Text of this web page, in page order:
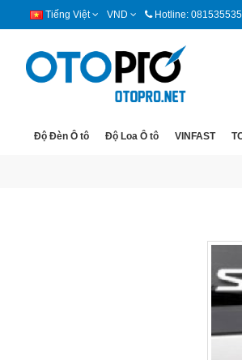
Tiếng Việt VND Hotline:
Độ Đèn Ô tô Độ Loa Ô tô VINFAST